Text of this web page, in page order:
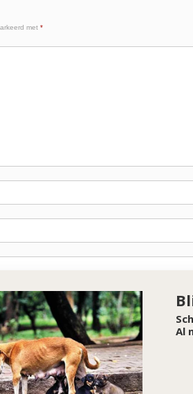
met *
SPONSOR VAN DE MAAND
Al